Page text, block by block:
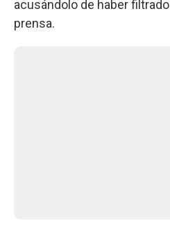
acusándolo de haber
prensa.